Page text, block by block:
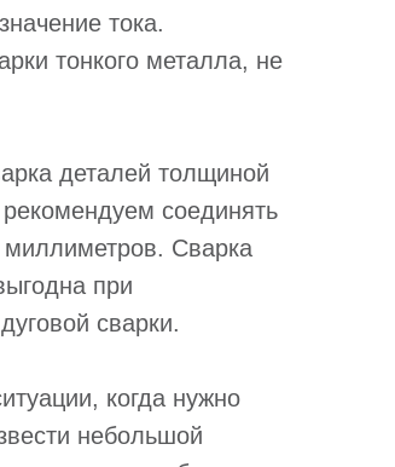
тока.
тонкого металла, не
деталей толщиной
соединять
Сварка
при
сварки.
когда нужно
небольшой